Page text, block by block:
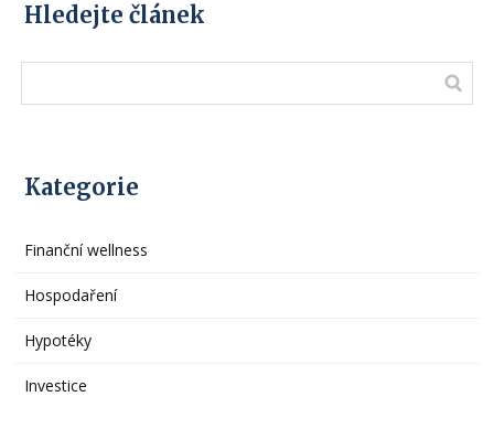
Hledejte článek
Kategorie
Finanční wellness
Hospodaření
Hypotéky
Investice